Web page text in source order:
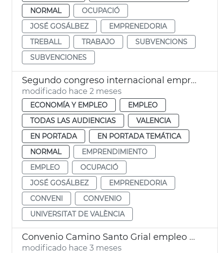
NORMAL
OCUPACIÓ
JOSÉ GOSÁLBEZ
EMPRENEDORIA
TREBALL
TRABAJO
SUBVENCIONS
SUBVENCIONES
Segundo congreso internacional emprendimiento València
modificado hace 2 meses
ECONOMÍA Y EMPLEO
EMPLEO
TODAS LAS AUDIENCIAS
VALENCIA
EN PORTADA
EN PORTADA TEMÁTICA
NORMAL
EMPRENDIMIENTO
EMPLEO
OCUPACIÓ
JOSÉ GOSÁLBEZ
EMPRENEDORIA
CONVENI
CONVENIO
UNIVERSITAT DE VALÈNCIA
Convenio Camino Santo Grial empleo y proyección internacional
modificado hace 3 meses